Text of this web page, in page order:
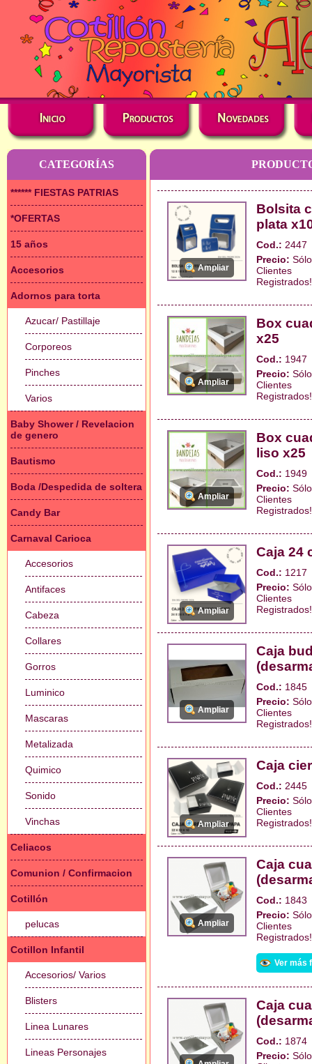
CATEGORÍAS
****** FIESTAS PATRIAS
*OFERTAS
15 años
Accesorios
Adornos para torta
Azucar/ Pastillaje
Corporeos
Pinches
Varios
Baby Shower / Revelacion
de genero
Bautismo
Boda /Despedida de soltera
Candy Bar
Carnaval Carioca
Accesorios
Antifaces
Cabeza
Collares
Gorros
Luminico
Mascaras
Metalizada
Quimico
Sonido
Vinchas
Celiacos
Comunion / Confirmacion
Cotillón
pelucas
Cotillon Infantil
Accesorios/ Varios
Blisters
Linea Lunares
Lineas Personajes
Ampliar
Bolsita
plata
Cod.: 2447
Precio:
Clientes
Registrados!
Ampliar
Box
x25
Cod.: 1947
Precio:
Clientes
Registrados!
Ampliar
Box
liso x25
Cod.: 1949
Precio:
Clientes
Registrados!
Ampliar
Caja 24
Cod.: 1217
Precio:
Clientes
Registrados!
Ampliar
Caja
Cod.: 1845
Precio:
Clientes
Registrados!
Ampliar
Caja
Cod.: 2445
Precio:
Clientes
Registrados!
Ampliar
Caja
Cod.: 1843
Precio:
Clientes
Registrados!
Ver más
Caja
Cod.: 1874
Precio: